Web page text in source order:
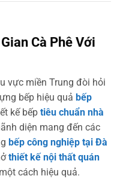
Cà Phê Với
vực miền Trung đòi hỏi
bếp hiệu quả bếp
kế bếp tiêu chuẩn nhà
diện mang đến các
bếp công nghiệp tại Đà
thiết kế nội thất quán
cách hiệu quả.